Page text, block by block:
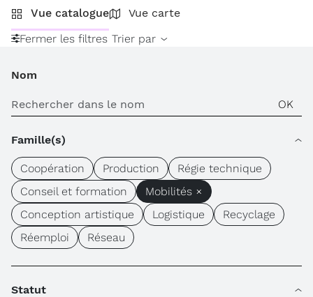
Vue catalogue
Vue carte
Fermer les filtres Trier par
Nom
Famille(s)
Coopération Production
Régie technique
Conseil et formation
Mobilités ×
Conception artistique
Logistique
Recyclage
Réemploi
Réseau
Statut